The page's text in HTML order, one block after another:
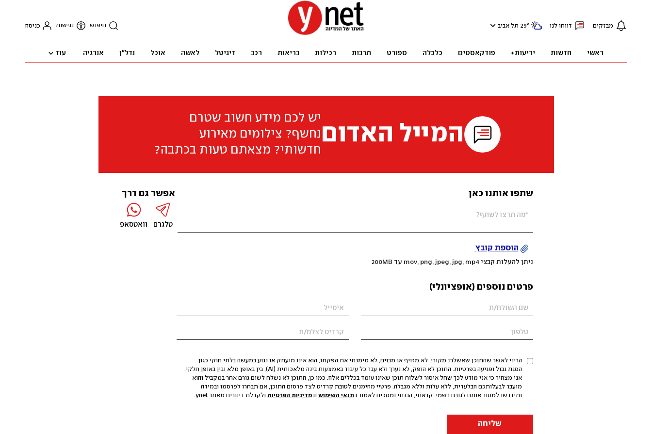
מבזקים דווחו לנו 29° תל אביב חיפוש נגישות כניסה
ראשי חדשות ידיעות+ פודקאסטים כלכלה ספורט תרבות רכילות בריאות רכב דיגיטל לאשה אוכל נדל"ן אנרגיה עוד
המייל האדום
יש לכם מידע חשוב שטרם
נחשף? צילומים מאירוע
חדשותי? מצאתם טעות בכתבה?
שתפו אותנו כאן
הוספת קובץ
ניתן להעלות קבצי mov, png, jpeg, jpg, mp4 עד 200MB
פרטים נוספים (אופציונלי)
הריני לאשר שהתוכן שאשלח: מקורי, לא מזויף או מבוים, לא מימנתי את הפקתו, הוא אינו מועתק או נגוע במעשה בלתי חוקי כגון
הסגת גבול ופגיעה בפרטיות. התוכן לא הופק, לא נערך ולא עבר כל עיבוד באמצעות בינה מלאכותית (AI), בין באופן מלא ובין באופן חלקי.
אני מצהיר כי אני מודע לכך שחל איסור לשלוח תוכן שאינו עומד בכללים אלה. כמו כן, התוכן לא נשלח לשום גורם אחר במקביל והוא
מועבר לבעלותכם הבלעדית, ללא עלות וללא מגבלה. פרטיי מהימנים לטובת קרדיט לצד פרסום התוכן, אם תבחרו לפרסמו ובמידה
ותידרשו למסור אותם לגורם רשמי. קראתי, הבנתי ומסכים לאמור בתנאי השימוש ובמדיניות הפרטיות ולקבלת דיוורים מאתר ynet.
שליחה
אפשר גם דרך
טלגרם וואטסאפ